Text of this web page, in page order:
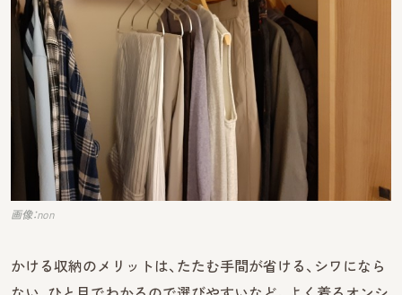
画像：non
かける収納のメリットは、たたむ手間が省ける、シワになら